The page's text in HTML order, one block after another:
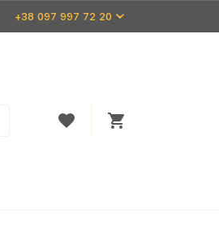
+38 097 997 72 20